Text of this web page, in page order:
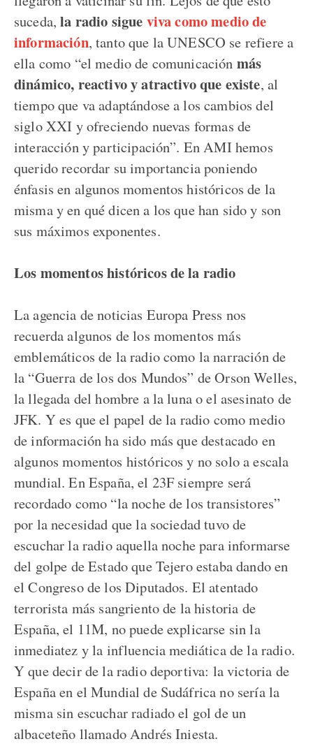
suceda,la radio sigue viva como medio de
información, tanto que la UNESCO se refiere a
ella como “el medio de comunicación más
dinámico, reactivo y atractivo que existe, al
tiempo que va adaptándose a los cambios del
siglo XXI y ofreciendo nuevas formas de
interacción y participación”. En AMI hemos
querido recordar su importancia poniendo
énfasis en algunos momentos históricos de la
misma y en qué dicen a los que han sido y son
sus máximos exponentes.
Los momentos históricos de la radio
La agencia de noticias Europa Press nos
recuerda algunos de los momentos más
emblemáticos de la radio como la narración de
la “Guerra de los dos Mundos” de Orson Welles,
la llegada del hombre a la luna o el asesinato de
JFK. Y es que el papel de la radio como medio
de información ha sido más que destacado en
algunos momentos históricos y no solo a escala
mundial. En España, el 23F siempre será
recordado como “la noche de los transistores”
por la necesidad que la sociedad tuvo de
escuchar la radio aquella noche para informarse
del golpe de Estado que Tejero estaba dando en
el Congreso de los Diputados. El atentado
terrorista más sangriento de la historia de
España, el 11M, no puede explicarse sin la
inmediatez y la influencia mediática de la radio.
Y que decir de la radio deportiva: la victoria de
España en el Mundial de Sudáfrica no sería la
misma sin escuchar radiado el gol de un
albaceteño llamado Andrés Iniesta.